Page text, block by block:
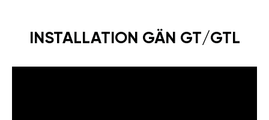
INSTALLATION GÄN GT/GTL